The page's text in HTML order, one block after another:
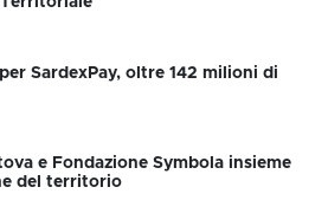
SardexPay, oltre 142 milioni di
e Fondazione Symbola insieme
del territorio